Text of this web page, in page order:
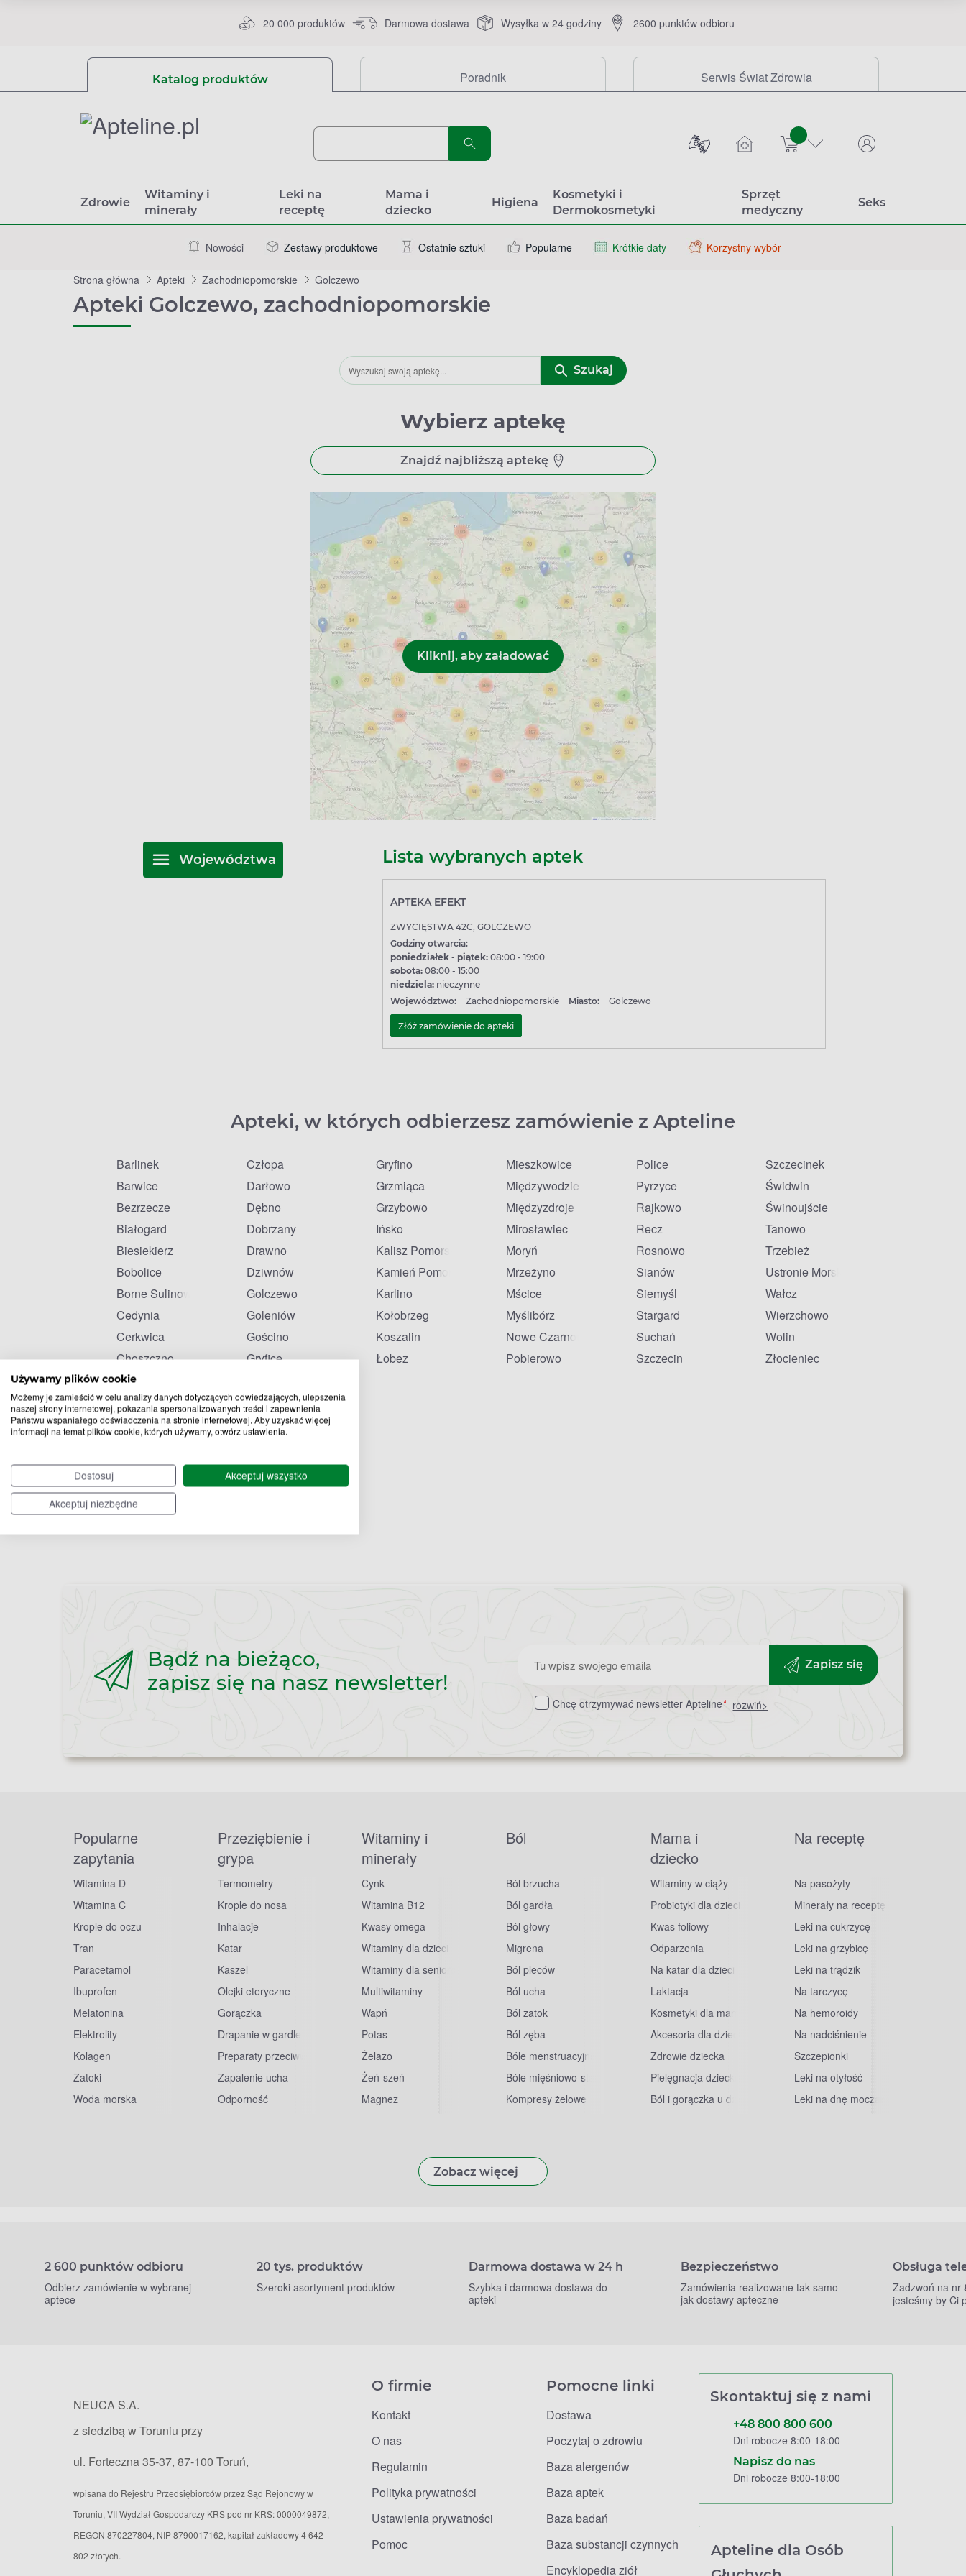
Używamy plików cookie
Możemy je zamieścić w celu analizy danych dotyczących odwiedzających, ulepszenia
naszej strony internetowej, pokazania spersonalizowanych treści i zapewnienia
Państwu wspaniałego doświadczenia na stronie internetowej. Aby uzyskać więcej
informacji na temat plików cookie, których używamy, otwórz ustawienia.
Dostosuj
Akceptuj wszystko
Akceptuj niezbędne
20 000 produktów Darmowa dostawa Wysyłka w 24 godziny 2600 punktów odbioru
Katalog produktów Poradnik Serwis Świat Zdrowia
sztuk
Zdrowie
Witaminy i
minerały
Leki na
receptę
Mama i
dziecko
Higiena
Kosmetyki i
Dermokosmetyki
Sprzęt
medyczny
Seks
Nowości Zestawy produktowe Ostatnie sztuki Popularne Krótkie daty Korzystny wybór
Strona główna Apteki Zachodniopomorskie Golczewo
Apteki Golczewo, zachodniopomorskie
Szukaj
Wybierz aptekę
Znajdź najbliższą aptekę
Województwa Lista wybranych aptek
APTEKA EFEKT
ZWYCIĘSTWA 42C, GOLCZEWO
Godziny otwarcia:
poniedziałek - piątek:08:00 - 19:00
sobota:08:00 - 15:00
niedziela:nieczynne
Województwo:
Zachodniopomorskie Miasto: Golczewo
Złóż zamówienie do apteki
Apteki, w których odbierzesz zamówienie z Apteline
Barlinek
Barwice
Bezrzecze
Białogard
Biesiekierz
Bobolice
Borne Sulinowo
Cedynia
Cerkwica
Choszczno
Człopa
Darłowo
Dębno
Dobrzany
Drawno
Dziwnów
Golczewo
Goleniów
Gościno
Gryfice
Gryfino
Grzmiąca
Grzybowo
Ińsko
Kalisz Pomorski
Kamień Pomorski
Karlino
Kołobrzeg
Koszalin
Łobez
Mieszkowice
Międzywodzie
Międzyzdroje
Mirosławiec
Moryń
Mrzeżyno
Mścice
Myślibórz
Nowe Czarnowo
Pobierowo
Police
Pyrzyce
Rajkowo
Recz
Rosnowo
Sianów
Siemyśl
Stargard
Suchań
Szczecin
Szczecinek
Świdwin
Świnoujście
Tanowo
Trzebież
Ustronie Morskie
Wałcz
Wierzchowo
Wolin
Złocieniec
Bądź na bieżąco,
zapisz się na nasz newsletter!
Zapisz
do
Zapisz się
Chcę otrzymywać newsletter Apteline* rozwiń>
Popularne
zapytania
Witamina D
Witamina C
Krople do oczu
Tran
Paracetamol
Ibuprofen
Melatonina
Elektrolity
Kolagen
Zatoki
Woda morska
Przeziębienie i
grypa
Termometry
Krople do nosa
Inhalacje
Katar
Kaszel
Olejki eteryczne
Gorączka
Drapanie w gardle
Preparaty przeciwwirusowe
Zapalenie ucha
Odporność
Witaminy i
minerały
Cynk
Witamina B12
Kwasy omega
Witaminy dla dzieci
Witaminy dla seniorów
Multiwitaminy
Wapń
Potas
Żelazo
Żeń-szeń
Magnez
Ból
Ból brzucha
Ból gardła
Ból głowy
Migrena
Ból pleców
Ból ucha
Ból zatok
Ból zęba
Bóle menstruacyjne
Bóle mięśniowo-stawowe
Kompresy żelowe
Mama i
dziecko
Witaminy w ciąży
Probiotyki dla dzieci
Kwas foliowy
Odparzenia
Na katar dla dzieci
Laktacja
Kosmetyki dla mam
Akcesoria dla dzieci
Zdrowie dziecka
Pielęgnacja dziecka
Ból i gorączka u dzieci
Na receptę
Na pasożyty
Minerały na receptę
Leki na cukrzycę
Leki na grzybicę
Leki na trądzik
Na tarczycę
Na hemoroidy
Na nadciśnienie
Szczepionki
Leki na otyłość
Leki na dnę moczanową
Zobacz więcej
2 600 punktów odbioru
Odbierz zamówienie w wybranej
aptece
20 tys. produktów
Szeroki asortyment produktów
Darmowa dostawa w 24 h
Szybka i darmowa dostawa do
apteki
Bezpieczeństwo
Zamówienia realizowane tak samo
jak dostawy apteczne
Obsługa
Zadzwoń na nr
jesteśmy by Ci
NEUCA S.A.
z siedzibą w Toruniu przy
ul. Forteczna 35-37, 87-100 Toruń,
wpisana do Rejestru Przedsiębiorców przez Sąd Rejonowy w
Toruniu, VII Wydział Gospodarczy KRS pod nr KRS: 0000049872,
REGON 870227804, NIP 8790017162, kapitał zakładowy 4 642
802 złotych.
O firmie
Kontakt
O nas
Regulamin
Polityka prywatności
Ustawienia prywatności
Pomoc
Pomocne linki
Dostawa
Poczytaj o zdrowiu
Baza alergenów
Baza aptek
Baza badań
Baza substancji czynnych
Encyklopedia ziół
Skontaktuj się z nami
+48 800 800 600
Dni robocze 8:00-18:00
Napisz do nas
Dni robocze 8:00-18:00
Apteline dla Osób